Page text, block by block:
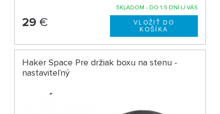
SKLADOM - DO 1-5 DNÍ U VÁS
29 €
Haker Space Pre držiak boxu na stenu -
nastaviteľný